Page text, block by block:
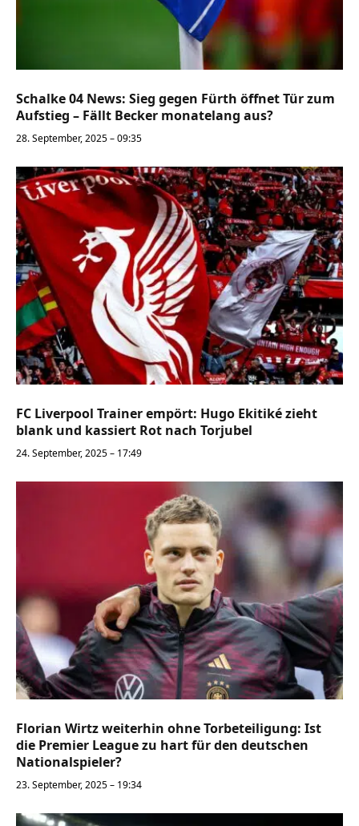
Schalke 04 News: Sieg gegen Fürth öffnet Tür zum
Aufstieg – Fällt Becker monatelang aus?
28. September, 2025 – 09:35
FC Liverpool Trainer empört: Hugo Ekitiké zieht
blank und kassiert Rot nach Torjubel
24. September, 2025 – 17:49
Florian Wirtz weiterhin ohne Torbeteiligung: Ist
die Premier League zu hart für den deutschen
Nationalspieler?
23. September, 2025 – 19:34